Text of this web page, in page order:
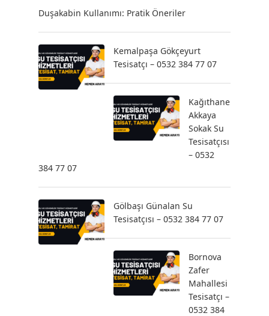
Duşakabin Kullanımı: Pratik Öneriler
Kemalpaşa Gökçeyurt
Tesisatçı – 0532 384 77 07
Kağıthane
Akkaya
Sokak Su
Tesisatçısı
– 0532
384 77 07
Gölbaşı Günalan Su
Tesisatçısı – 0532 384 77 07
Bornova
Zafer
Mahallesi
Tesisatçı –
0532 384